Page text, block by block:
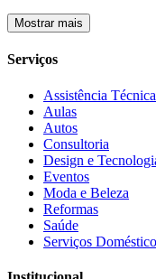
Mostrar mais
Serviços
Assistência Técnica
Aulas
Autos
Consultoria
Design e
Eventos
Moda e Beleza
Reformas
Saúde
Serviços